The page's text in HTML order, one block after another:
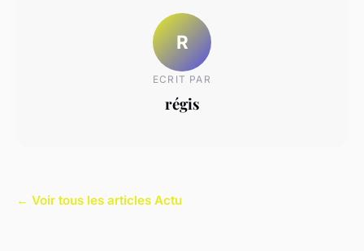
R
ECRIT PAR
régis
← Voir tous les articles Actu